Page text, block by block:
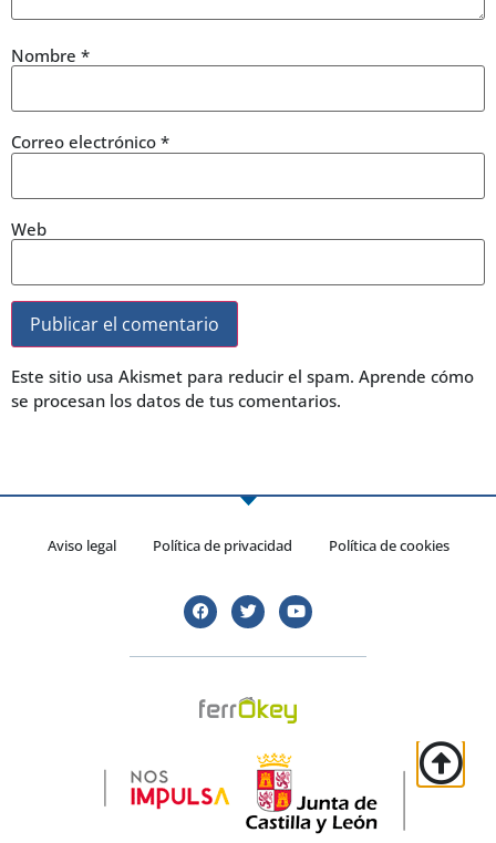
Nombre *
Correo electrónico *
Web
Este sitio usa Akismet para reducir el spam. Aprende cómo
se procesan los datos de tus comentarios.
Aviso legal Política de privacidad Política de cookies